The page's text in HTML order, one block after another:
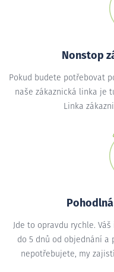
Nonstop
Pokud budete potřebovat
naše zákaznická linka je
Linka
Jde to opravdu rychle.
do 5 dnů od objednání a
nepotřebujete, my